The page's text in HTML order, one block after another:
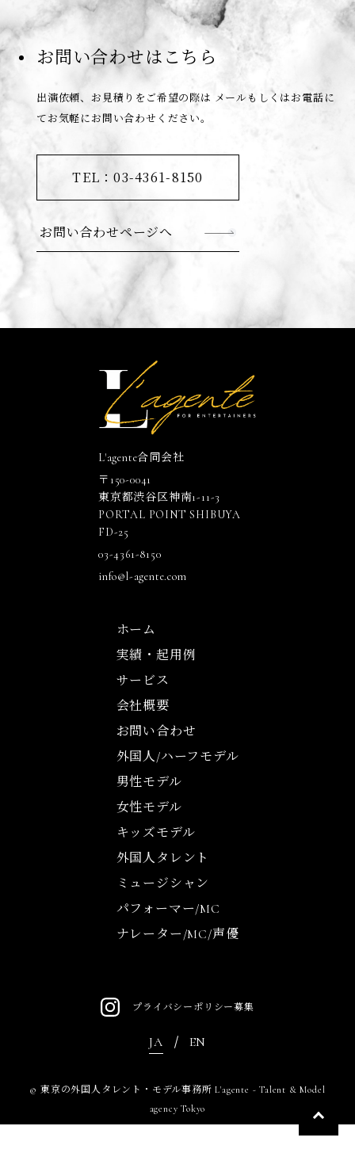
お問い合わせはこちら
出演依頼、お見積りをご希望の際は メールもしくはお電話に
てお気軽にお問い合わせください。
TEL：03-4361-8150
お問い合わせページへ
L'agente合同会社
〒150-0041
東京都渋谷区神南1-11-3
PORTAL POINT SHIBUYA
FD-25
03-4361-8150
info@l-agente.com
ホーム
実績・起用例
サービス
会社概要
お問い合わせ
外国人/ハーフモデル
男性モデル
女性モデル
キッズモデル
外国人タレント
ミュージシャン
パフォーマー/MC
ナレーター/MC/声優
プライバシーポリシー募集
JA EN
©東京の外国人タレント・モデル事務所 L'agente - Talent & Model
agency Tokyo